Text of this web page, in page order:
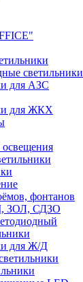
светильники
для АЗС
для ЖКХ
освещения
фонтанов
ЗОЛ, СДЗО
для Ж/Д